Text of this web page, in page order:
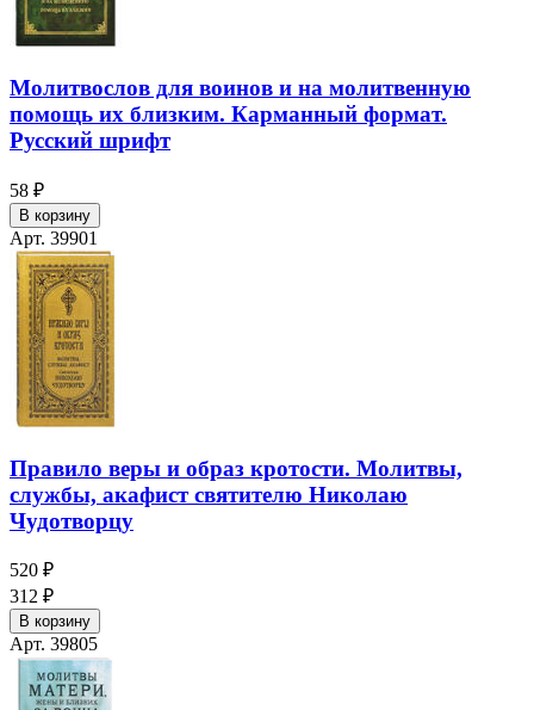
Молитвослов для воинов и на молитвенную
помощь их близким. Карманный формат.
Русский шрифт
58 ₽
В корзину
Арт. 39901
Правило веры и образ кротости. Молитвы,
службы, акафист святителю Николаю
Чудотворцу
520 ₽
312 ₽
В корзину
Арт. 39805